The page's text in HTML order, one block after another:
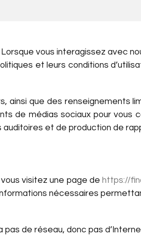
vous interagissez avec
et leurs conditions
ainsi que des renseignements
de médias sociaux pour vous
auditoires et de production de
visitez une page de https://
nécessaires
de réseau, donc pas